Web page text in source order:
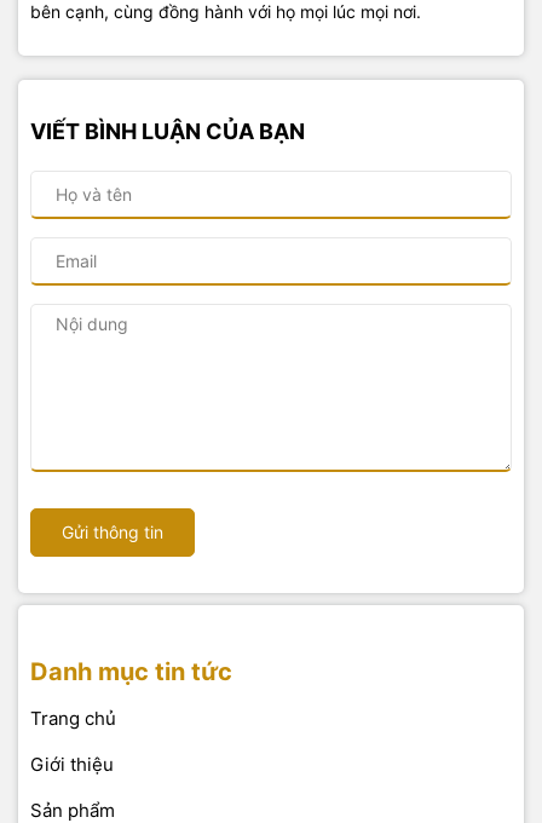
bên cạnh, cùng đồng hành với họ mọi lúc mọi nơi.
VIẾT BÌNH LUẬN CỦA BẠN
Gửi thông tin
Danh mục tin tức
Trang chủ
Giới thiệu
Sản phẩm